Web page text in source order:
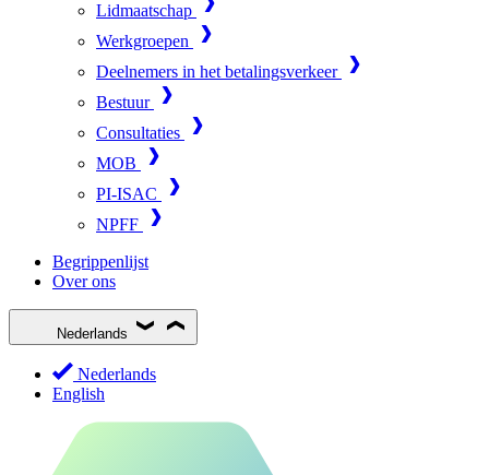
Lidmaatschap
Werkgroepen
Deelnemers in het betalingsverkeer
Bestuur
Consultaties
MOB
PI-ISAC
NPFF
Begrippenlijst
Over ons
Nederlands
Nederlands
English